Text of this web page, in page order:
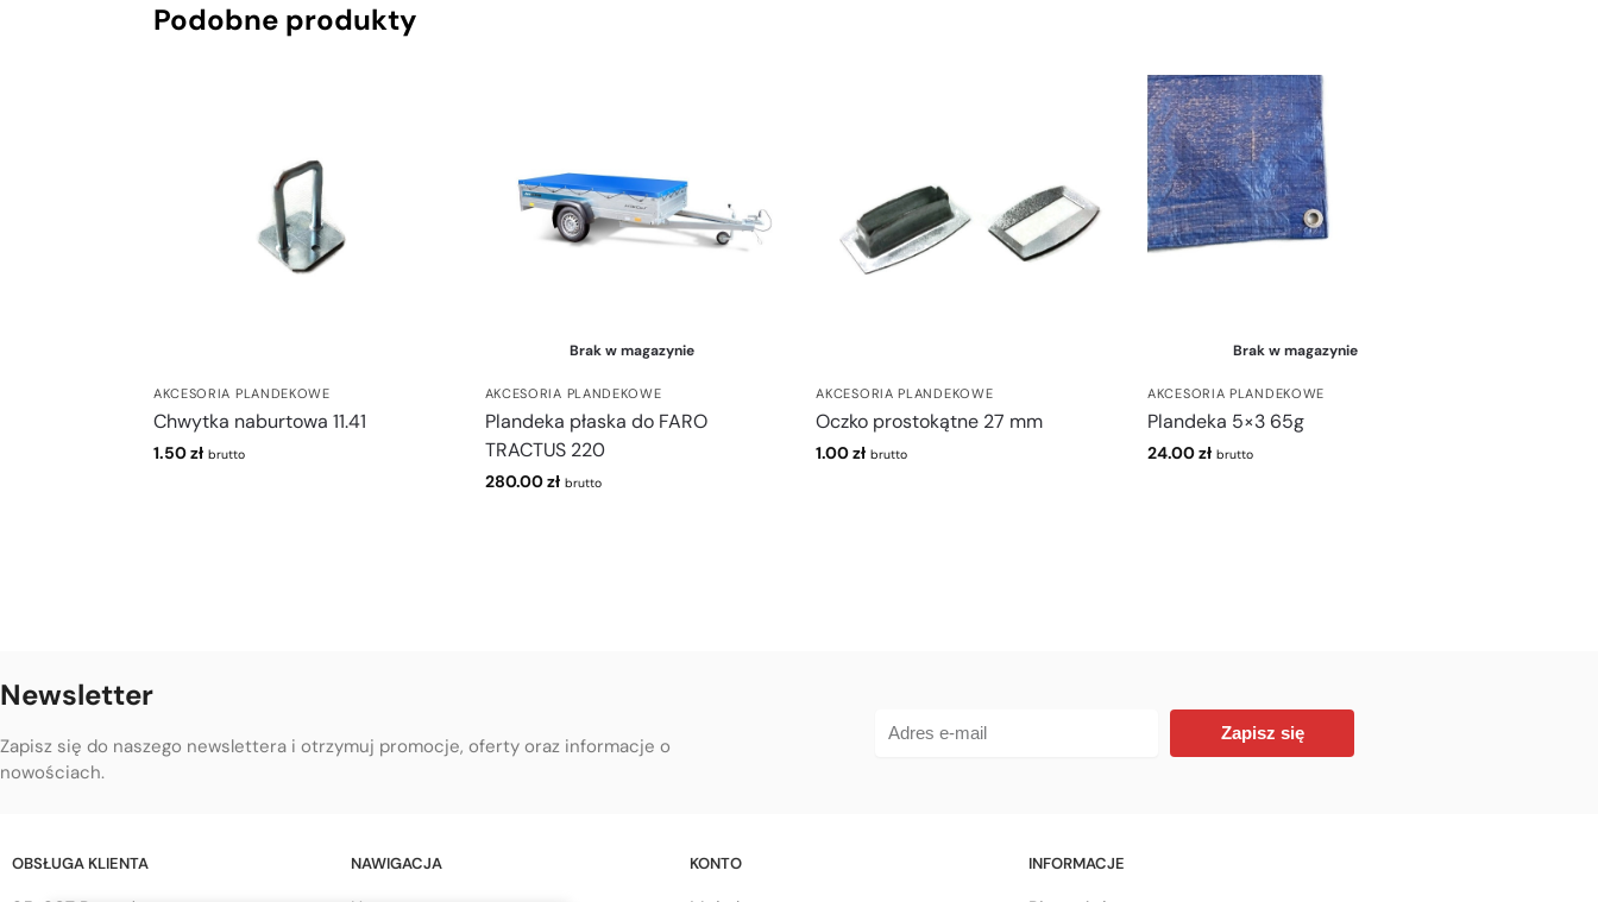
Podobne produkty
AKCESORIA PLANDEKOWE
Chwytka naburtowa 11.41
1.50zł brutto
Brak w magazynie
AKCESORIA PLANDEKOWE
Plandeka płaska do FARO
TRACTUS 220
280.00zł brutto
AKCESORIA PLANDEKOWE
Oczko prostokątne 27 mm
1.00zł brutto
Brak w magazynie
AKCESORIA PLANDEKOWE
Plandeka 5×3 65g
24.00zł brutto
Newsletter
Zapisz się do naszego newslettera i otrzymuj promocje, oferty oraz informacje o
nowościach.
Zapisz się
OBSŁUGA KLIENTA NAWIGACJA KONTO INFORMACJE